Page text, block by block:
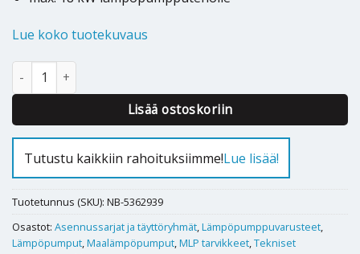
Lue koko tuotekuvaus
Maalämpöjärjestelmän täyttöryhmä Nibe Cool-IN TR32 määrä
Lisää ostoskoriin
Alternative:
Tutustu kaikkiin rahoituksiimme!Lue lisää!
Tuotetunnus (SKU): NB-5362939
Osastot: Asennussarjat ja täyttöryhmät,Lämpöpumppuvarusteet,
Lämpöpumput,Maalämpöpumput,MLP tarvikkeet,Tekniset